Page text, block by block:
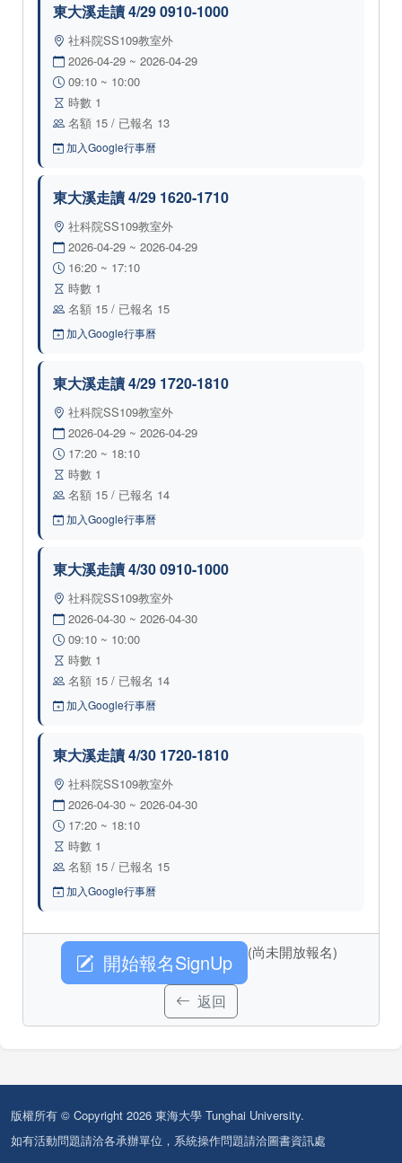
東大溪走讀 4/29 0910-1000
社科院SS109教室外
2026-04-29 ~ 2026-04-29
09:10 ~ 10:00
時數 1
名額 15 / 已報名 13
加入Google行事曆
東大溪走讀 4/29 1620-1710
社科院SS109教室外
2026-04-29 ~ 2026-04-29
16:20 ~ 17:10
時數 1
名額 15 / 已報名 15
加入Google行事曆
東大溪走讀 4/29 1720-1810
社科院SS109教室外
2026-04-29 ~ 2026-04-29
17:20 ~ 18:10
時數 1
名額 15 / 已報名 14
加入Google行事曆
東大溪走讀 4/30 0910-1000
社科院SS109教室外
2026-04-30 ~ 2026-04-30
09:10 ~ 10:00
時數 1
名額 15 / 已報名 14
加入Google行事曆
東大溪走讀 4/30 1720-1810
社科院SS109教室外
2026-04-30 ~ 2026-04-30
17:20 ~ 18:10
時數 1
名額 15 / 已報名 15
加入Google行事曆
開始報名SignUp (尚未開放報名)
返回
版權所有 © Copyright 2026 東海大學 Tunghai University.
如有活動問題請洽各承辦單位，系統操作問題請洽圖書資訊處